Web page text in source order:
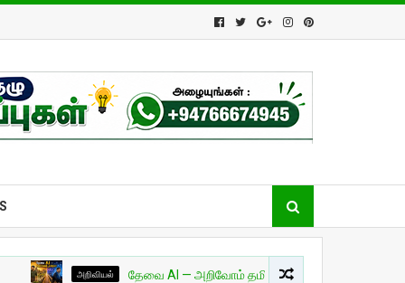
அறிவியல் தேவை AI — அறிவோம் தமிழில்! - பாகம் 01